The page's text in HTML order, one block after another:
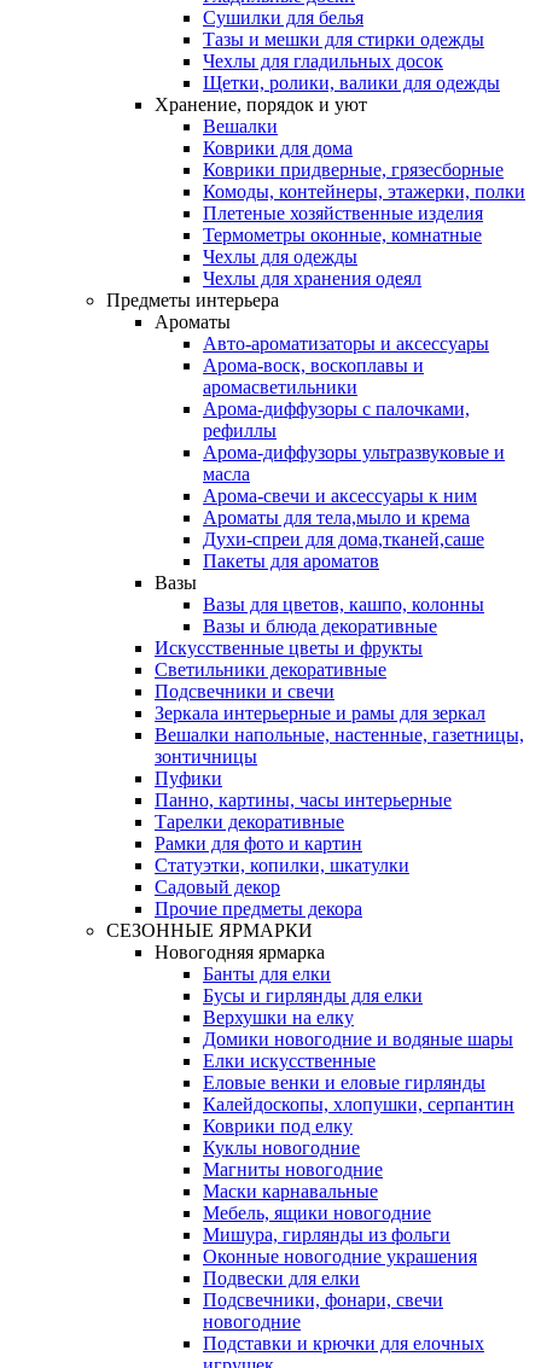
Сушилки для белья
Тазы и мешки для стирки одежды
Чехлы для гладильных досок
Щетки, ролики, валики для одежды
Хранение, порядок и уют
Вешалки
Коврики для дома
Коврики придверные, грязесборные
Комоды, контейнеры, этажерки, полки
Плетеные хозяйственные изделия
Термометры оконные, комнатные
Чехлы для одежды
Чехлы для хранения одеял
Предметы интерьера
Ароматы
Авто-ароматизаторы и аксессуары
Арома-воск, воскоплавы и
аромасветильники
Арома-диффузоры с палочками,
рефиллы
Арома-диффузоры ультразвуковые и
масла
Арома-свечи и аксессуары к ним
Ароматы для тела,мыло и крема
Духи-спреи для дома,тканей,саше
Пакеты для ароматов
Вазы
Вазы для цветов, кашпо, колонны
Вазы и блюда декоративные
Искусственные цветы и фрукты
Светильники декоративные
Подсвечники и свечи
Зеркала интерьерные и рамы для зеркал
Вешалки напольные, настенные, газетницы,
зонтичницы
Пуфики
Панно, картины, часы интерьерные
Тарелки декоративные
Рамки для фото и картин
Статуэтки, копилки, шкатулки
Садовый декор
Прочие предметы декора
СЕЗОННЫЕ ЯРМАРКИ
Новогодняя ярмарка
Банты для елки
Бусы и гирлянды для елки
Верхушки на елку
Домики новогодние и водяные шары
Елки искусственные
Еловые венки и еловые гирлянды
Калейдоскопы, хлопушки, серпантин
Коврики под елку
Куклы новогодние
Магниты новогодние
Маски карнавальные
Мебель, ящики новогодние
Мишура, гирлянды из фольги
Оконные новогодние украшения
Подвески для елки
Подсвечники, фонари, свечи
новогодние
Подставки и крючки для елочных